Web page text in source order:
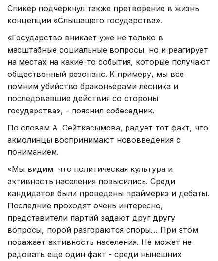
Спикер подчеркнул также претворение в жизнь
концепции «Слышащего государства».
«Государство вникает уже не только в
масштабные социальные вопросы, но и реагирует
на местах на какие-то события, которые получают
общественный резонанс. К примеру, мы все
помним убийство браконьерами лесника и
последовавшие действия со стороны
государства», - пояснил собеседник.
По словам А. Сейткасымова, радует тот факт, что
акмолинцы воспринимают нововведения с
пониманием.
«Мы видим, что политическая культура и
активность населения повысились. Среди
кандидатов были проведены праймериз и дебаты.
Последние проходят очень интересно,
представители партий задают друг другу
вопросы, порой разгораются споры… При этом
поражает активность населения. Не может не
радовать еще один факт - среди нынешних